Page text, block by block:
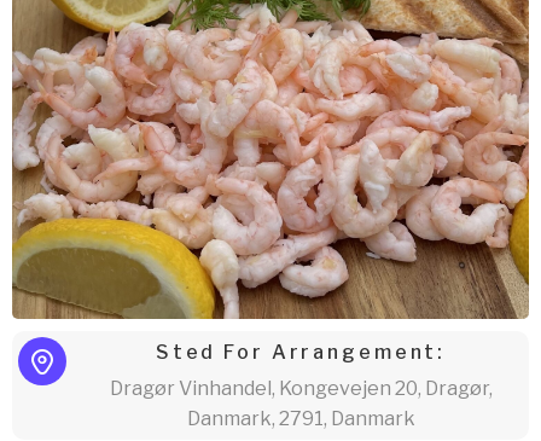
Sted For Arrangement:
Dragør Vinhandel, Kongevejen 20, Dragør,
Danmark, 2791, Danmark